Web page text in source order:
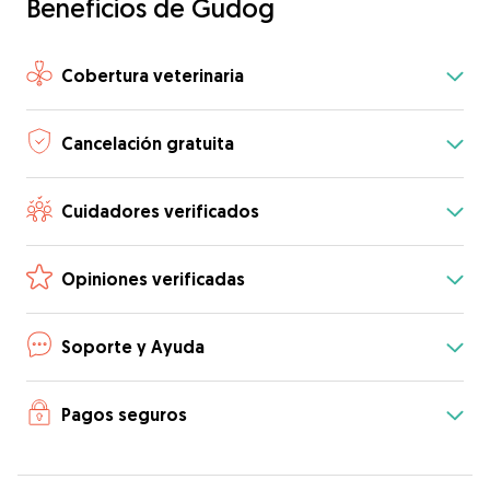
Beneficios de Gudog
Cobertura veterinaria
Cancelación gratuita
Cuidadores verificados
Opiniones verificadas
Soporte y Ayuda
Pagos seguros